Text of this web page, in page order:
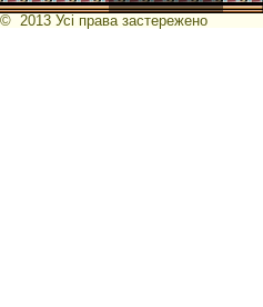
© 2013 Усі права застережено